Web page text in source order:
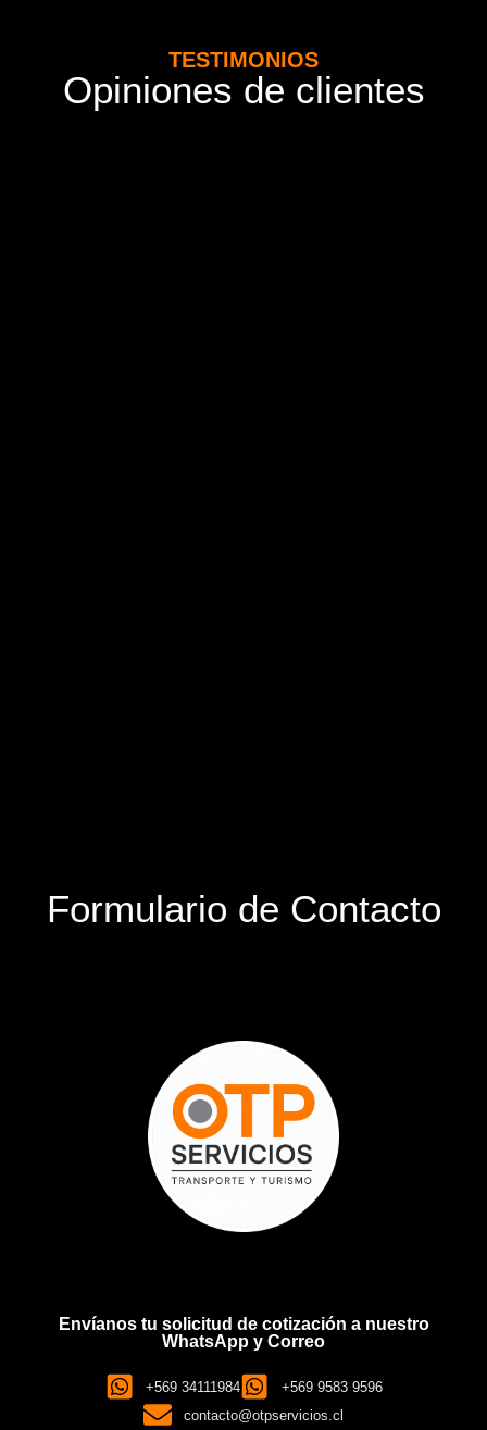
TESTIMONIOS
Opiniones de clientes
Formulario de Contacto
Envíanos tu solicitud de cotización a nuestro
WhatsApp y Correo
+569 34111984
+569 9583 9596
contacto@otpservicios.cl